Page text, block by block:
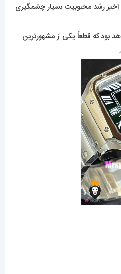
اخیر رشد محبوبیت بسیار چشمگیری
بود که قطعاً یکی از مشهورترین